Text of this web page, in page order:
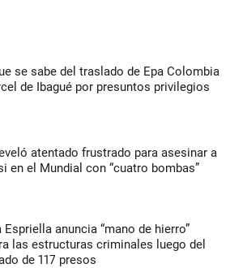
se sabe del traslado de Epa Colombia
de Ibagué por presuntos privilegios
atentado frustrado para asesinar a
en el Mundial con “cuatro bombas”
Espriella anuncia “mano de hierro”
las estructuras criminales luego del
de 117 presos